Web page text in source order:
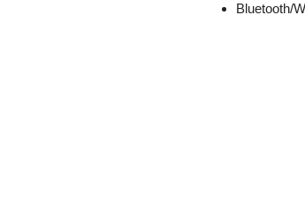
Bluetooth/